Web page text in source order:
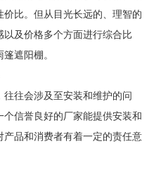
比。但从目光长远的、理智的
及价格多个方面进行综合比
遮阳棚。
往会涉及至安装和维护的问
信誉良好的厂家能提供安装和
品和消费者有着一定的责任意